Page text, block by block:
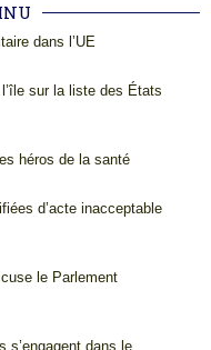
dans l’UE
sur la liste des États
héros de la santé
d’acte inacceptable
le Parlement
s’engagent dans le